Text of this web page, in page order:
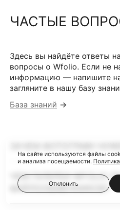
ЧАСТЫЕ
Здесь вы найдёте ответы
вопросы о Wfolio. Если не
информацию — напишите
загляните в нашу базу
База знаний →
ЧЕМ ГАЛЕРЕИ WFOLIO
ФАЙЛООБМЕННИКОВ?
На сайте используются файлы
и анализа посещаемости.
Отклонить